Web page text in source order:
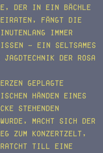
der in ein Bächle
fängt die
immer
– ein seltsames
Jagdtechnik der rosa
geplagte
Händen eines
stehenden
macht sich der
zum Konzertzelt,
Till eine